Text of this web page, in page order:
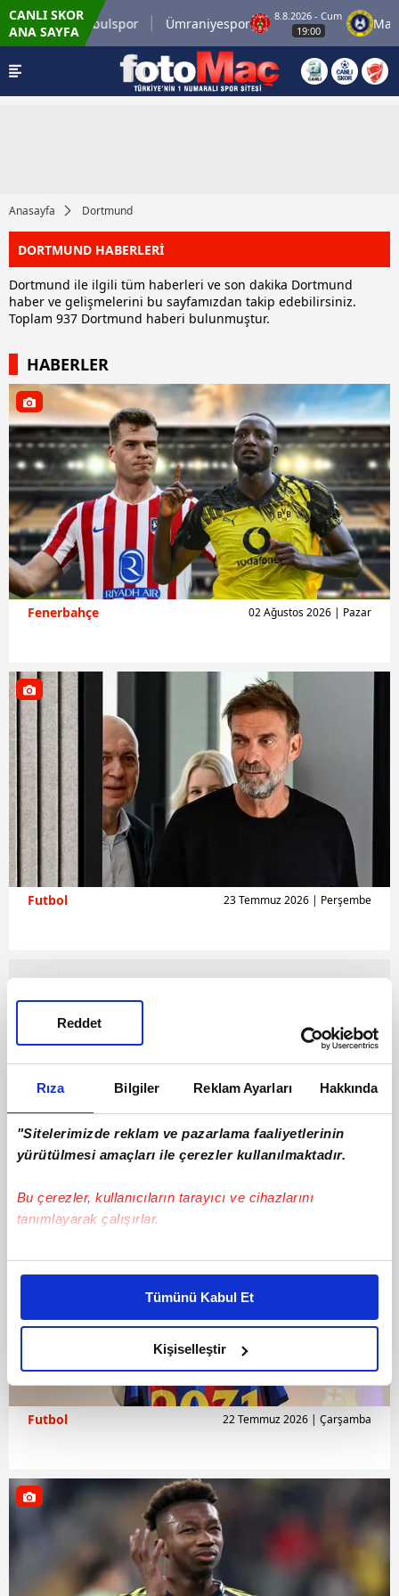
Rıza Bilgiler Reklam Ayarları Hakkında
"Sitelerimizde reklam ve pazarlama faaliyetlerinin
yürütülmesi amaçları ile çerezler kullanılmaktadır.
Bu çerezler, kullanıcıların tarayıcı ve cihazlarını
tanımlayarak çalışırlar.
Bu çerezlere izin vermeniz halinde sizlere özel
daha iyi reklam deneyimi yaşatabiliriz. Bunu yaparken
amacımızın size daha iyi bir reklam deneyimi sunmak
olduğunu ve sizlere en iyi içerikleri sunabilmek adına
elimizden gelen çabayı gösterdiğimizi ve bu noktada,
reklamların maliyetlerimizi karşılamak noktasında tek gelir
kalemimiz olduğunu sizlere hatırlatmak isteriz.
takdirde, kullanıcılara hedefli reklamlar
gösterilmeyecektir."
Sizlere daha iyi bir hizmet sunabilmek için İnternet
Sitemizde kendimize ve üçüncü kişilere ait çerezler
kullanılmaktadır. Bu çerezler vasıtasıyla çeşitli kişisel
Tümünü Kabul Et
Kişiselleştir
Reddet
CANLI SKOR
ANA SAYFA
İstanbulspor Ümraniyespor
8.8.2026 - Cum
19:00
Mardin
Anasayfa Dortmund
DORTMUND HABERLERİ
Dortmund ile ilgili tüm haberleri ve son dakika Dortmund
haber ve gelişmelerini bu sayfamızdan takip edebilirsiniz.
Toplam 937 Dortmund haberi bulunmuştur.
HABERLER
Fenerbahçe 02 Ağustos 2026 | Pazar
Futbol 23 Temmuz 2026 | Perşembe
Futbol 22 Temmuz 2026 | Çarşamba